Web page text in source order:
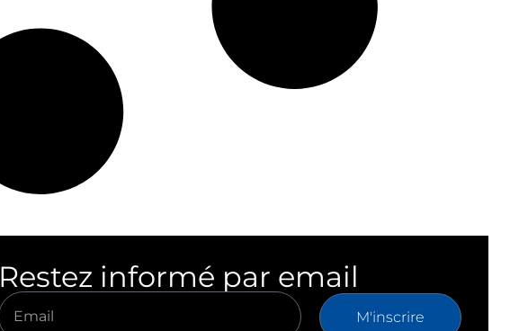
Restez informé par email
M'inscrire